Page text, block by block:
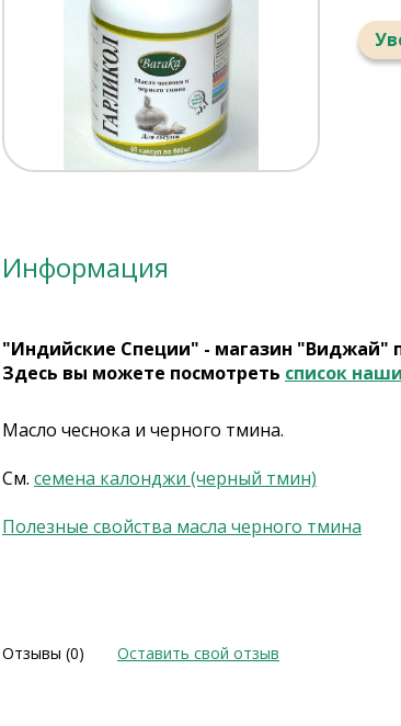
Информация
"Индийские Специи" - магазин "Виджай"
Здесь вы можете посмотреть список
Масло чеснока и черного тмина.
См. семена калонджи (черный тмин)
Полезные свойства масла черного тмина
Отзывы (0) Оставить свой отзыв